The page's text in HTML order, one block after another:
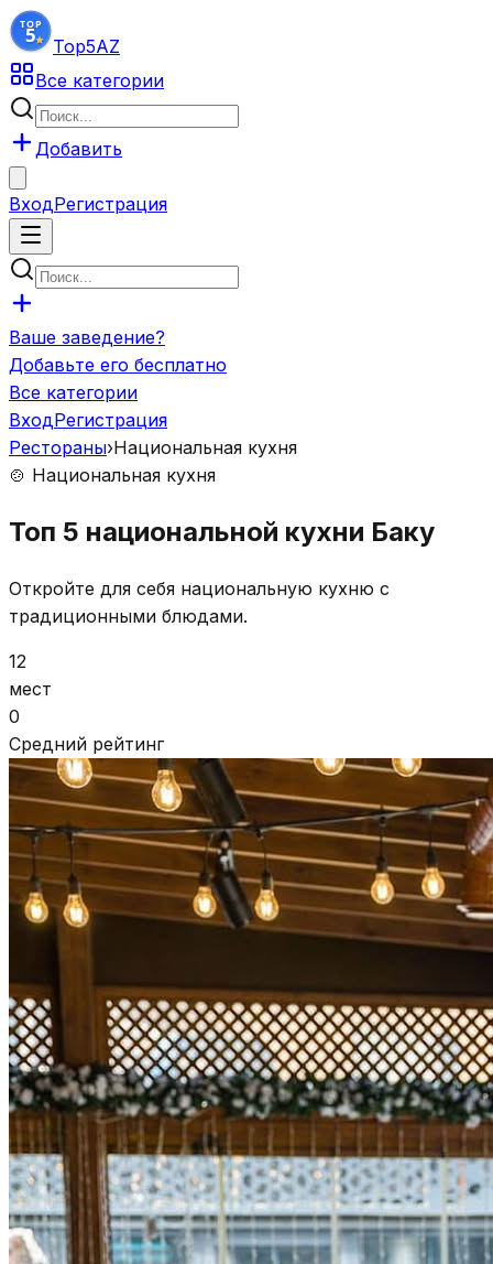
Top5AZ
Все категории
Добавить
ВходРегистрация
Ваше заведение?
Добавьте его бесплатно
Все категории
ВходРегистрация
Рестораны›Национальная кухня
🍲 Национальная кухня
Топ 5 национальной кухни Баку
Откройте для себя национальную кухню с
традиционными блюдами.
12
мест
0
Средний рейтинг